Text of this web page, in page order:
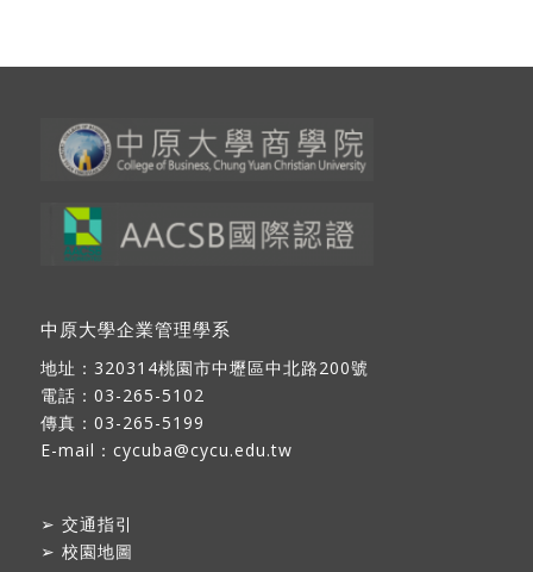
中原大學企業管理學系
地址： 320314桃園市中壢區中北路200號
電話：03-265-5102
傳真：03-265-5199
E-mail： cycuba@cycu.edu.tw
➢ 交通指引
➢ 校園地圖